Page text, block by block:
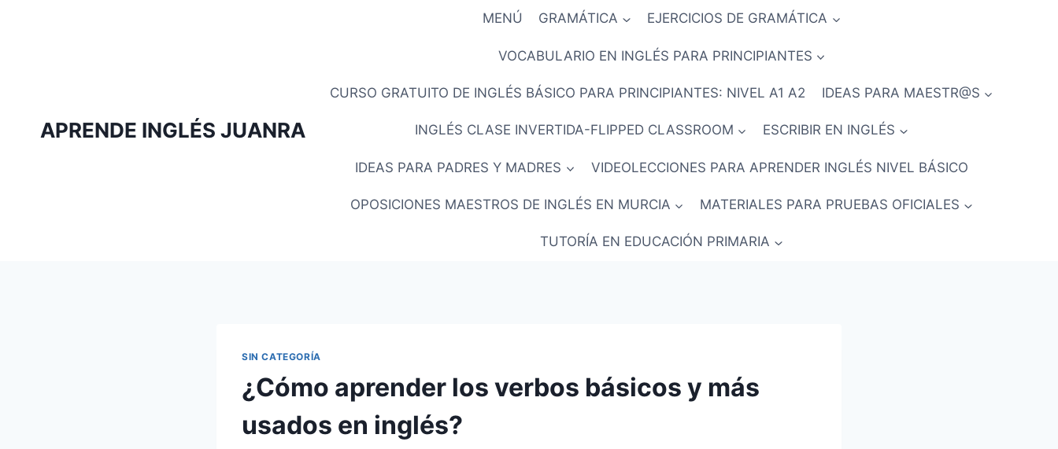
APRENDE INGLÉS JUANRA
MENÚ GRAMÁTICA EJERCICIOS DE GRAMÁTICA
VOCABULARIO EN INGLÉS PARA PRINCIPIANTES
CURSO GRATUITO DE INGLÉS BÁSICO PARA PRINCIPIANTES: NIVEL A1 A2 IDEAS PARA MAESTR@S
INGLÉS CLASE INVERTIDA-FLIPPED CLASSROOM ESCRIBIR EN INGLÉS
IDEAS PARA PADRES Y MADRES VIDEOLECCIONES PARA APRENDER INGLÉS NIVEL BÁSICO
OPOSICIONES MAESTROS DE INGLÉS EN MURCIA MATERIALES PARA PRUEBAS OFICIALES
TUTORÍA EN EDUCACIÓN PRIMARIA
SIN CATEGORÍA
¿Cómo aprender los verbos básicos y más
usados en inglés?